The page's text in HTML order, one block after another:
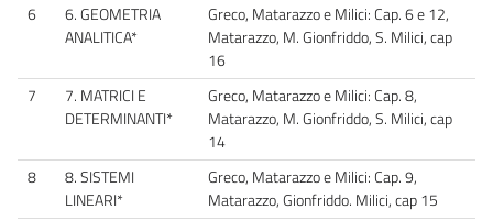
6
6. GEOMETRIA
ANALITICA*
Greco, Matarazzo e Milici: Cap. 6 e 12,
Matarazzo, M. Gionfriddo, S. Milici, cap
16
7
7. MATRICI E
DETERMINANTI*
Greco, Matarazzo e Milici: Cap. 8,
Matarazzo, M. Gionfriddo, S. Milici, cap
14
8
8. SISTEMI
LINEARI*
Greco, Matarazzo e Milici: Cap. 9,
Matarazzo, Gionfriddo. Milici, cap 15